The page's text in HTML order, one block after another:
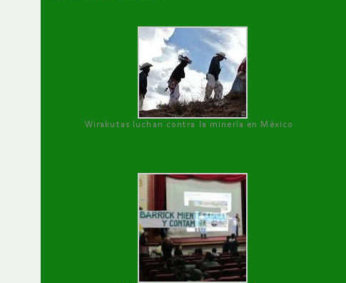
Wirakutas luchan contra la minería en México